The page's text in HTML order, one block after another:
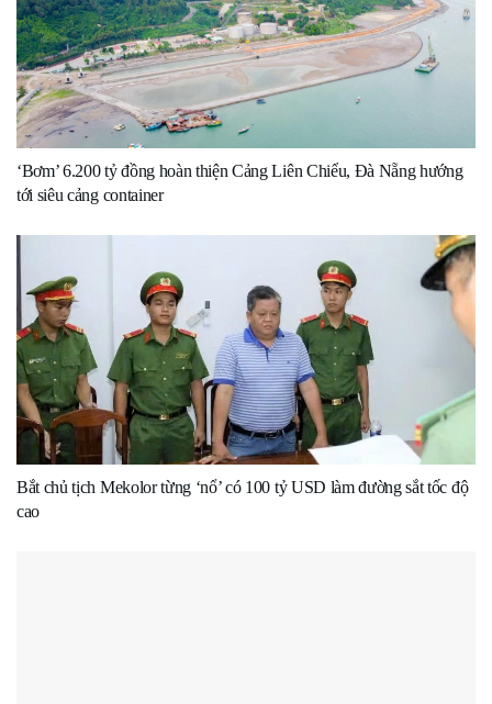
‘Bơm’ 6.200 tỷ đồng hoàn thiện Cảng Liên Chiểu, Đà Nẵng hướng
tới siêu cảng container
Bắt chủ tịch Mekolor từng ‘nổ’ có 100 tỷ USD làm đường sắt tốc độ
cao